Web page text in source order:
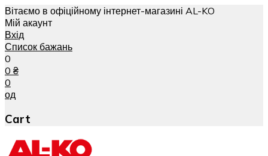
Вітаємо в офіційному інтернет-магазині AL-KO
Мій акаунт
Вхід
Список бажань
0
0 ₴
0
од
Cart